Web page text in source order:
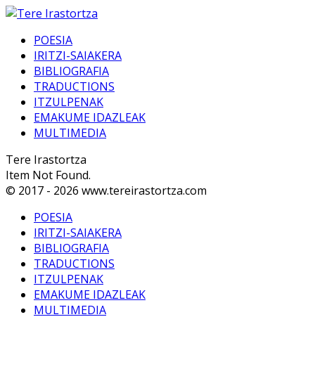
POESIA
IRITZI-SAIAKERA
BIBLIOGRAFIA
TRADUCTIONS
ITZULPENAK
EMAKUME IDAZLEAK
MULTIMEDIA
Tere Irastortza
Item Not Found.
© 2017 - 2026 www.tereirastortza.com
POESIA
IRITZI-SAIAKERA
BIBLIOGRAFIA
TRADUCTIONS
ITZULPENAK
EMAKUME IDAZLEAK
MULTIMEDIA